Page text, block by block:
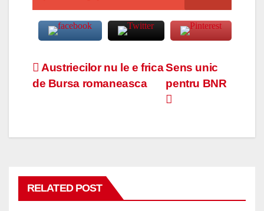
Navigare
Sens unic
pentru BNR
Austriecilor nu le e frica
de Bursa romaneasca
RELATED POST